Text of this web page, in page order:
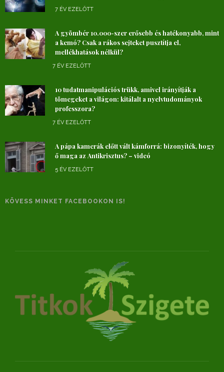
7 ÉV EZELŐTT
A gyömbér 10.000-szer erősebb és hatékonyabb, mint
a kemó? Csak a rákos sejteket pusztítja el,
mellékhatások nélkül?
7 ÉV EZELŐTT
10 tudatmanipulációs trükk, amivel irányítják a
tömegeket a világon: kitálalt a nyelvtudományok
professzora?
7 ÉV EZELŐTT
A pápa kamerák előtt vált kámforrá: bizonyíték, hogy
ő maga az Antikrisztus? – videó
5 ÉV EZELŐTT
KÖVESS MINKET FACEBOOKON IS!